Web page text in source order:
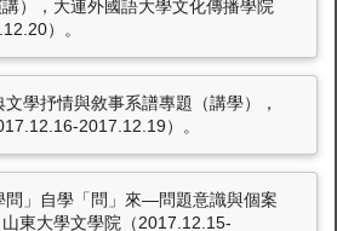
），大連外國語大學文化傳播學院
）。
學抒情與敘事系譜專題（講學），
2017.12.19）。
問」自學「問」來—問題意識與個案
東大學文學院（2017.12.15-